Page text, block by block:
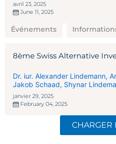
avril 23, 2025
June 11, 2025
Événements
8ème Swiss Alternative
Dr. iur. Alexander Lindemann,
Jakob Schaad, Shynar
janvier 29, 2025
February 04, 2025
CHARGER